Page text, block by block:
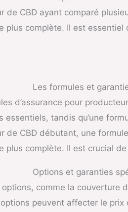
de CBD ayant comparé
plus complète. Il est
Les formules et
d’assurance pour
essentiels, tandis qu’une
de CBD débutant, une
plus complète. Il est crucial
Options et garanties
comme la couverture
options peuvent affecter le